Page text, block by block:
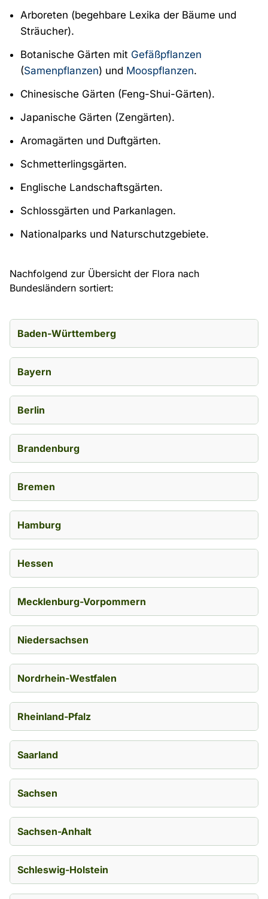
Arboreten (begehbare Lexika der Bäume und
Sträucher).
Botanische Gärten mit Gefäßpflanzen
(Samenpflanzen) und Moospflanzen.
Chinesische Gärten (Feng-Shui-Gärten).
Japanische Gärten (Zengärten).
Aromagärten und Duftgärten.
Schmetterlingsgärten.
Englische Landschaftsgärten.
Schlossgärten und Parkanlagen.
Nationalparks und Naturschutzgebiete.
Nachfolgend zur Übersicht der Flora nach
Bundesländern sortiert:
Baden-Württemberg
Bayern
Berlin
Brandenburg
Bremen
Hamburg
Hessen
Mecklenburg-Vorpommern
Niedersachsen
Nordrhein-Westfalen
Rheinland-Pfalz
Saarland
Sachsen
Sachsen-Anhalt
Schleswig-Holstein